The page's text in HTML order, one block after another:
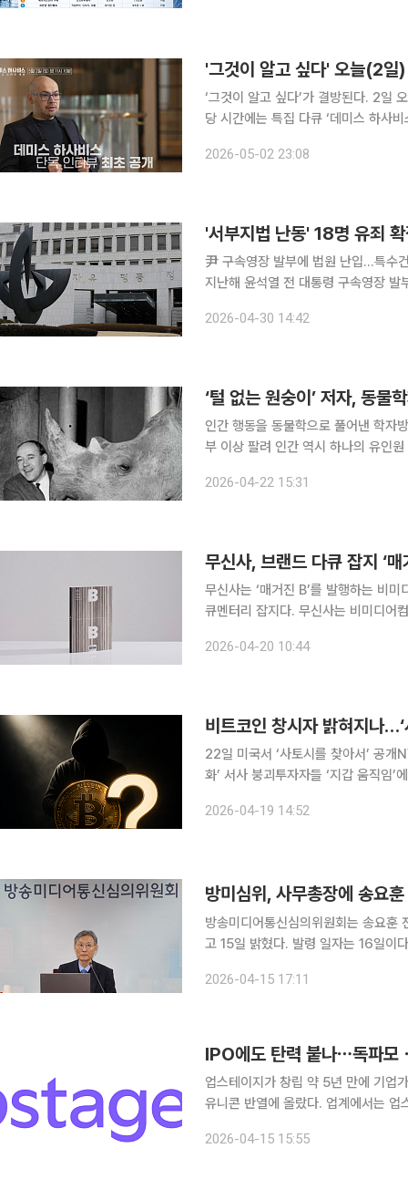
‘그것이 알고 싶다’가 결방된다. 2일 오후 방송 예정이었던 SBS ‘그것이 알고싶다’가 결방한다. 해
당 시간에는 특집 다큐 ‘데미스 하사비스 : 알파
SBS는 영국 본사에서 하사비스를 직
2026-05-02 23:08
'서부지법 난동' 18명 유죄
尹 구속영장 발부에 법원 난입…특수
지난해 윤석열 전 대통령 구속영장 발
관)는 30일 특수건조물침입 등 혐의
2026-04-30 14:42
‘털 없는 원숭이’ 저자, 동
인간 행동을 동물학으로 풀어낸 학자
부 이상 팔려 인간 역시 하나의 유인원 종에 불과하다며 인간을 동물학적 시각으로 분석해 출간한
지시간) 가디언, 뉴욕타임스(NYT)에
2026-04-22 15:31
무신사, 브랜드 다큐 잡지 ‘매
무신사는 ‘매거진 B’를 발행하는 비
큐멘터리 잡지다. 무신사는 비미디어컴퍼니와 매거진 B의 브랜드 헤리티지를 계승·발전시키기로 상
2026-04-20 10:44
22일 미국서 ‘사토시를 찾아서’ 공
화’ 서사 붕괴투자자들 ‘지갑 움직임’에 촉각 가상자산 대장주 비트코인의 창시자 일
개가 임박하면서 가상자산 가격이 급
2026-04-19 14:52
방미심위, 사무총장에 송요
방송미디어통신심의위원회는 송요
고 15일 밝혔다. 발령 일자는 16일이다. 송요훈 사무총장은 MBC 보도국 기자로 입사해 MBC
2026-04-15 17:11
업스테이지가 창립 약 5년 만에 기업
유니콘 반열에 올랐다. 업계에서는 업
일 업스테이지는 총 1800억 원 규모
2026-04-15 15:55